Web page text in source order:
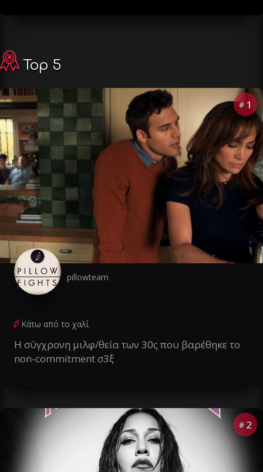
Top 5
# 1
pillowteam
Κάτω από το χαλί
Η σύγχρονη μιλφ/θεία των 30ς που βαρέθηκε το
non-commitment σ3ξ
# 2